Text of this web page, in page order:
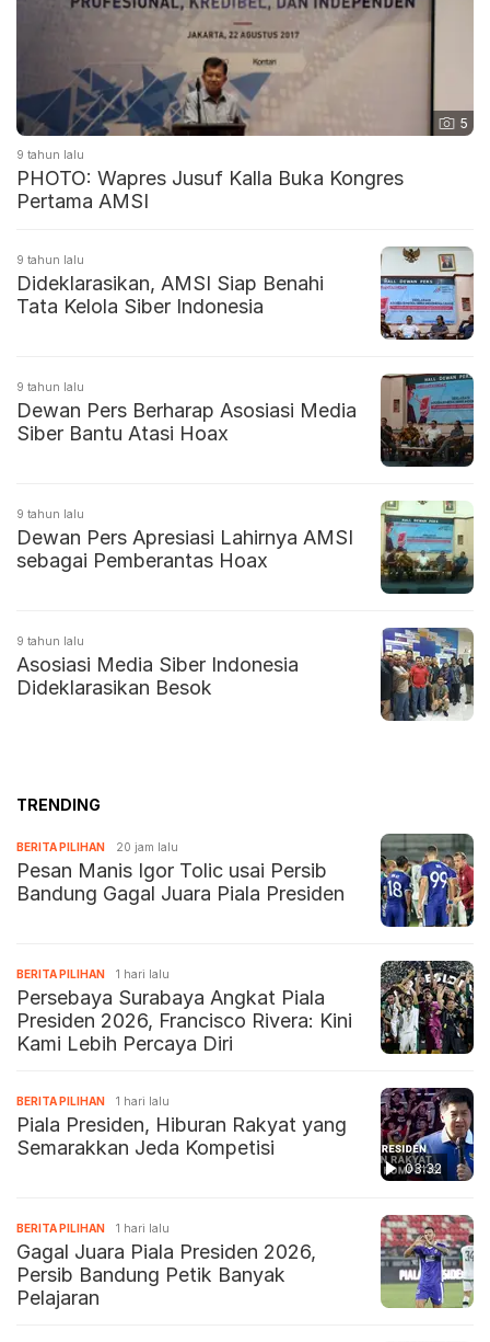
5
9 tahun lalu
PHOTO: Wapres Jusuf Kalla Buka Kongres
Pertama AMSI
9 tahun lalu
Dideklarasikan, AMSI Siap Benahi
Tata Kelola Siber Indonesia
9 tahun lalu
Dewan Pers Berharap Asosiasi Media
Siber Bantu Atasi Hoax
9 tahun lalu
Dewan Pers Apresiasi Lahirnya AMSI
sebagai Pemberantas Hoax
9 tahun lalu
Asosiasi Media Siber Indonesia
Dideklarasikan Besok
TRENDING
BERITA PILIHAN 20 jam lalu
Pesan Manis Igor Tolic usai Persib
Bandung Gagal Juara Piala Presiden
BERITA PILIHAN 1 hari lalu
Persebaya Surabaya Angkat Piala
Presiden 2026, Francisco Rivera: Kini
Kami Lebih Percaya Diri
03:32
BERITA PILIHAN 1 hari lalu
Piala Presiden, Hiburan Rakyat yang
Semarakkan Jeda Kompetisi
BERITA PILIHAN 1 hari lalu
Gagal Juara Piala Presiden 2026,
Persib Bandung Petik Banyak
Pelajaran